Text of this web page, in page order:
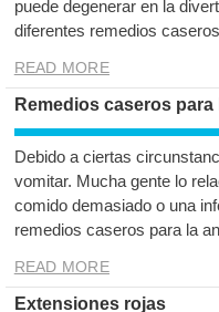
puede degenerar en la
diferentes remedios
READ MORE
Remedios caseros
Debido a ciertas
vomitar. Mucha gente lo
comido demasiado o una
remedios caseros para la
READ MORE
Extensiones rojas